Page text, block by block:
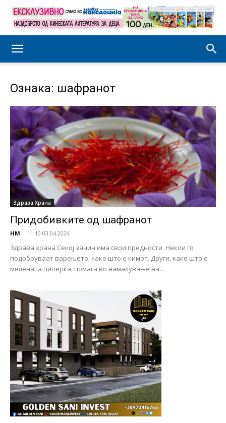
Ознака: шафранот
Здравa Храна
Придобивките од шафранот
НМ - 11:10 03.04.2024
Здрава храна Секој зачин има свои предности. Некои го
подобруваат варењето, како што е кимот. Други, како што е
мелената пиперка, помага во намалување на...